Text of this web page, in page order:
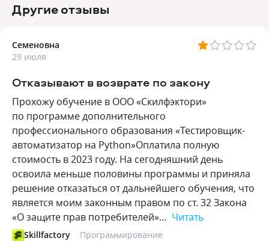
Другие отзывы
Семеновна
29 июля
Отказывают в возврате по закону
Прохожу обучение в ООО «Скилфэктори»
по программе дополнительного
профессионального образования «Тестировщик-
автоматизатор на Python»Оплатила полную
стоимость в 2023 году. На сегодняшний день
освоила меньше половины программы и приняла
решение отказаться от дальнейшего обучения, что
является моим законным правом по ст. 32 Закона
«О защите прав потребителей»… Читать
Skillfactory Программирование